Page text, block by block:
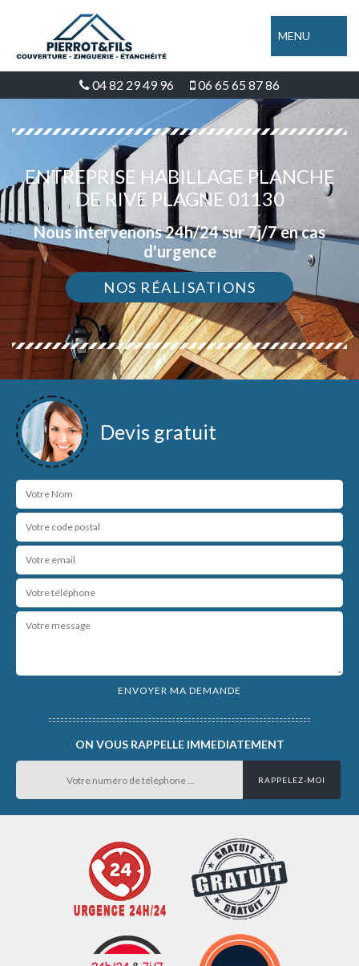
MENU
04 82 29 49 96 06 65 65 87 86
ENTREPRISE HABILLAGE PLANCHE
DE RIVE PLAGNE 01130
Nous intervenons 24h/24 sur 7j/7 en cas
d'urgence
NOS RÉALISATIONS
Devis gratuit
ON VOUS RAPPELLE IMMEDIATEMENT